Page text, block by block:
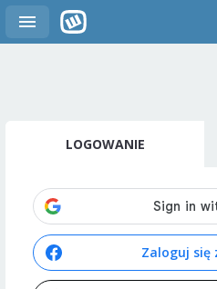
LOGOWANIE
Zaloguj się